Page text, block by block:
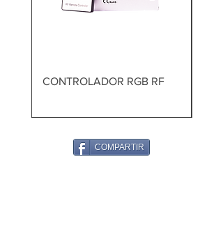
CONTROLADOR RGB RF
COMPARTIR